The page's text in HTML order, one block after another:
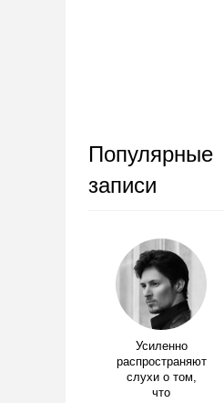
Популярные
записи
Усиленно
распространяют
слухи о том,
что